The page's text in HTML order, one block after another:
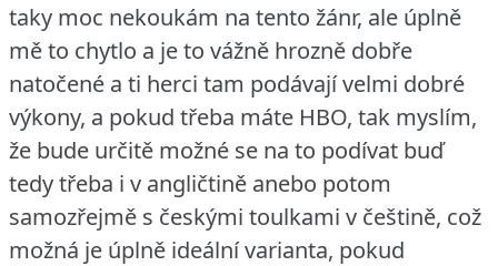
taky moc nekoukám na tento žánr, ale úplně
mě to chytlo a je to vážně hrozně dobře
natočené a ti herci tam podávají velmi dobré
výkony, a pokud třeba máte HBO, tak myslím,
že bude určitě možné se na to podívat buď
tedy třeba i v angličtině anebo potom
samozřejmě s českými toulkami v češtině, což
možná je úplně ideální varianta, pokud